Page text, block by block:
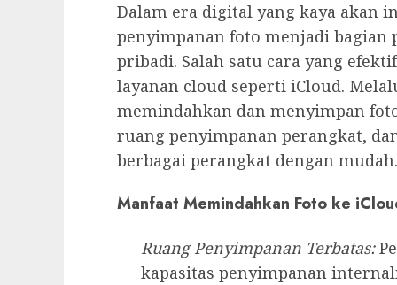
Dalam era digital yang kaya akan
penyimpanan foto menjadi bagian
pribadi. Salah satu cara yang
layanan cloud seperti iCloud.
memindahkan dan menyimpan
ruang penyimpanan perangkat,
berbagai perangkat dengan mudah.
Manfaat Memindahkan Foto ke
Ruang Penyimpanan Terbatas:
kapasitas penyimpanan